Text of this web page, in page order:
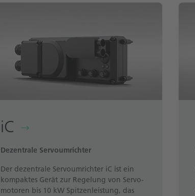
iC
Dezentrale Servoumrichter
Der dezentrale Servoumrichter iC ist ein
kompaktes Gerät zur Regelung von Servo­
motoren bis 10 kW Spitzenleistung, das